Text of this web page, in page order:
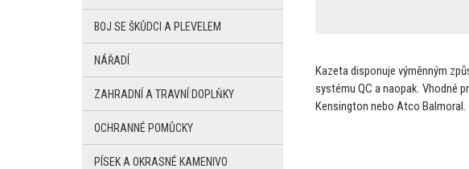
Kazeta disponuje výměnným
systému QC a naopak. Vhodné
Kensington nebo Atco Balmoral.
BOJ SE ŠKŮDCI A PLEVELEM
NÁŘADÍ
ZAHRADNÍ A TRAVNÍ DOPLŇKY
OCHRANNÉ POMŮCKY
PÍSEK A OKRASNÉ KAMENIVO